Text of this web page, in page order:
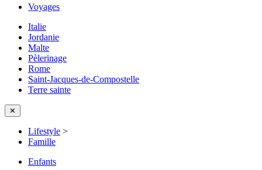
Voyages
Italie
Jordanie
Malte
Pèlerinage
Rome
Saint-Jacques-de-Compostelle
Terre sainte
✕
Lifestyle >
Famille
Enfants